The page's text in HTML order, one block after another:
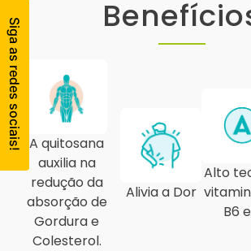
A quitosana
auxilia na
redução da
absorção de
Gordura e
Colesterol.
Alivia a Dor
Alto
B6